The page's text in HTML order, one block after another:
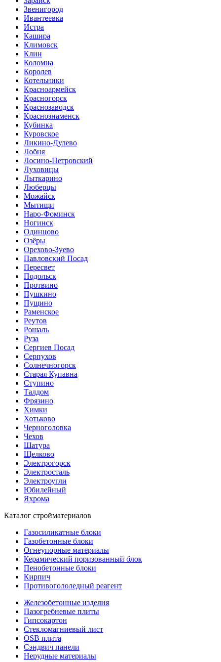
Звенигород
Ивантеевка
Истра
Кашира
Климовск
Клин
Коломна
Королев
Котельники
Красноармейск
Красногорск
Краснозаводск
Краснознаменск
Кубинка
Куровское
Ликино-Дулево
Лобня
Лосино-Петровский
Луховицы
Лыткарино
Люберцы
Можайск
Мытищи
Наро-Фоминск
Ногинск
Одинцово
Озёры
Орехово-Зуево
Павловский Посад
Пересвет
Подольск
Протвино
Пушкино
Пущино
Раменское
Реутов
Рошаль
Руза
Сергиев Посад
Серпухов
Солнечногорск
Старая Купавна
Ступино
Талдом
Фрязино
Химки
Хотьково
Черноголовка
Чехов
Шатура
Щелково
Электрогорск
Электросталь
Электроугли
Юбилейный
Яхрома
Каталог стройматериалов
Газосиликатные блоки
Газобетонные блоки
Огнеупорные материалы
Керамический поризованный блок
Пенобетонные блоки
Кирпич
Противогололедный реагент
Железобетонные изделия
Пазогребневые плиты
Гипсокартон
Стекломагниевый лист
OSB плита
Сэндвич панели
Нерудные материалы